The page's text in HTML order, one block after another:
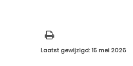
Laatst gewijzigd: 15 mei 2026